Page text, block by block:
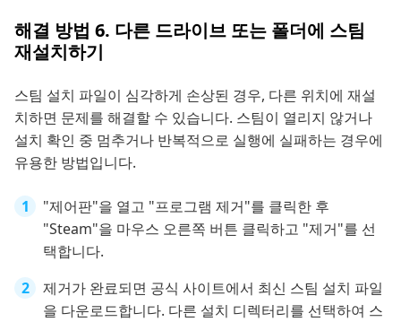
해결 방법 6. 다른 드라이브 또는 폴더에 스팀
재설치하기
스팀 설치 파일이 심각하게 손상된 경우, 다른 위치에 재설
치하면 문제를 해결할 수 있습니다. 스팀이 열리지 않거나
설치 확인 중 멈추거나 반복적으로 실행에 실패하는 경우에
유용한 방법입니다.
"제어판"을 열고 "프로그램 제거"를 클릭한 후
"Steam"을 마우스 오른쪽 버튼 클릭하고 "제거"를 선
택합니다.
제거가 완료되면 공식 사이트에서 최신 스팀 설치 파일
을 다운로드합니다. 다른 설치 디렉터리를 선택하여 스